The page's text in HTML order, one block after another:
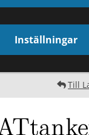
Inställningar
Till